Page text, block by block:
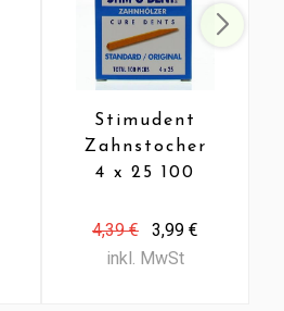
Stimudent
Zahnstocher
4 x 25 100
4,39 €
3,99 €
inkl. MwSt